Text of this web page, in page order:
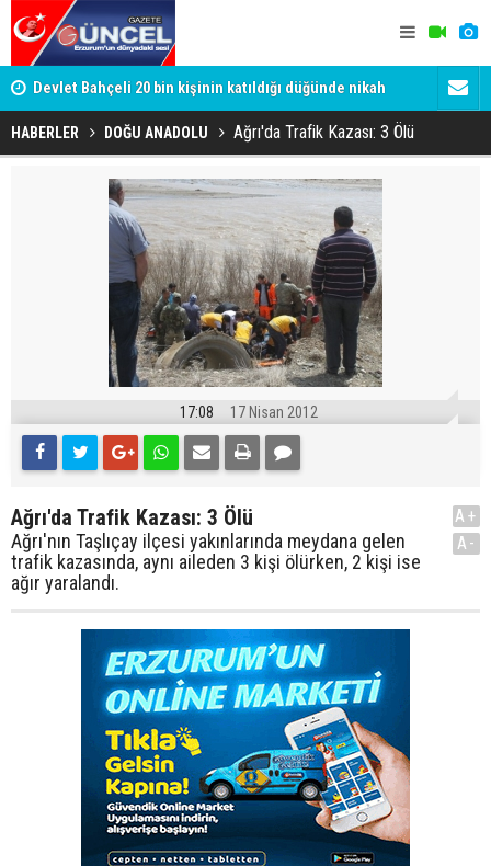
Devlet Bahçeli 20 bin kişinin katıldığı düğünde nikah
şahidi oldu
Gülistan
HABERLER DOĞU ANADOLU Ağrı'da Trafik Kazası: 3 Ölü
17:08 17 Nisan 2012
Ağrı'da Trafik Kazası: 3 Ölü
Ağrı'nın Taşlıçay ilçesi yakınlarında meydana gelen
trafik kazasında, aynı aileden 3 kişi ölürken, 2 kişi ise
ağır yaralandı.
A+
A-